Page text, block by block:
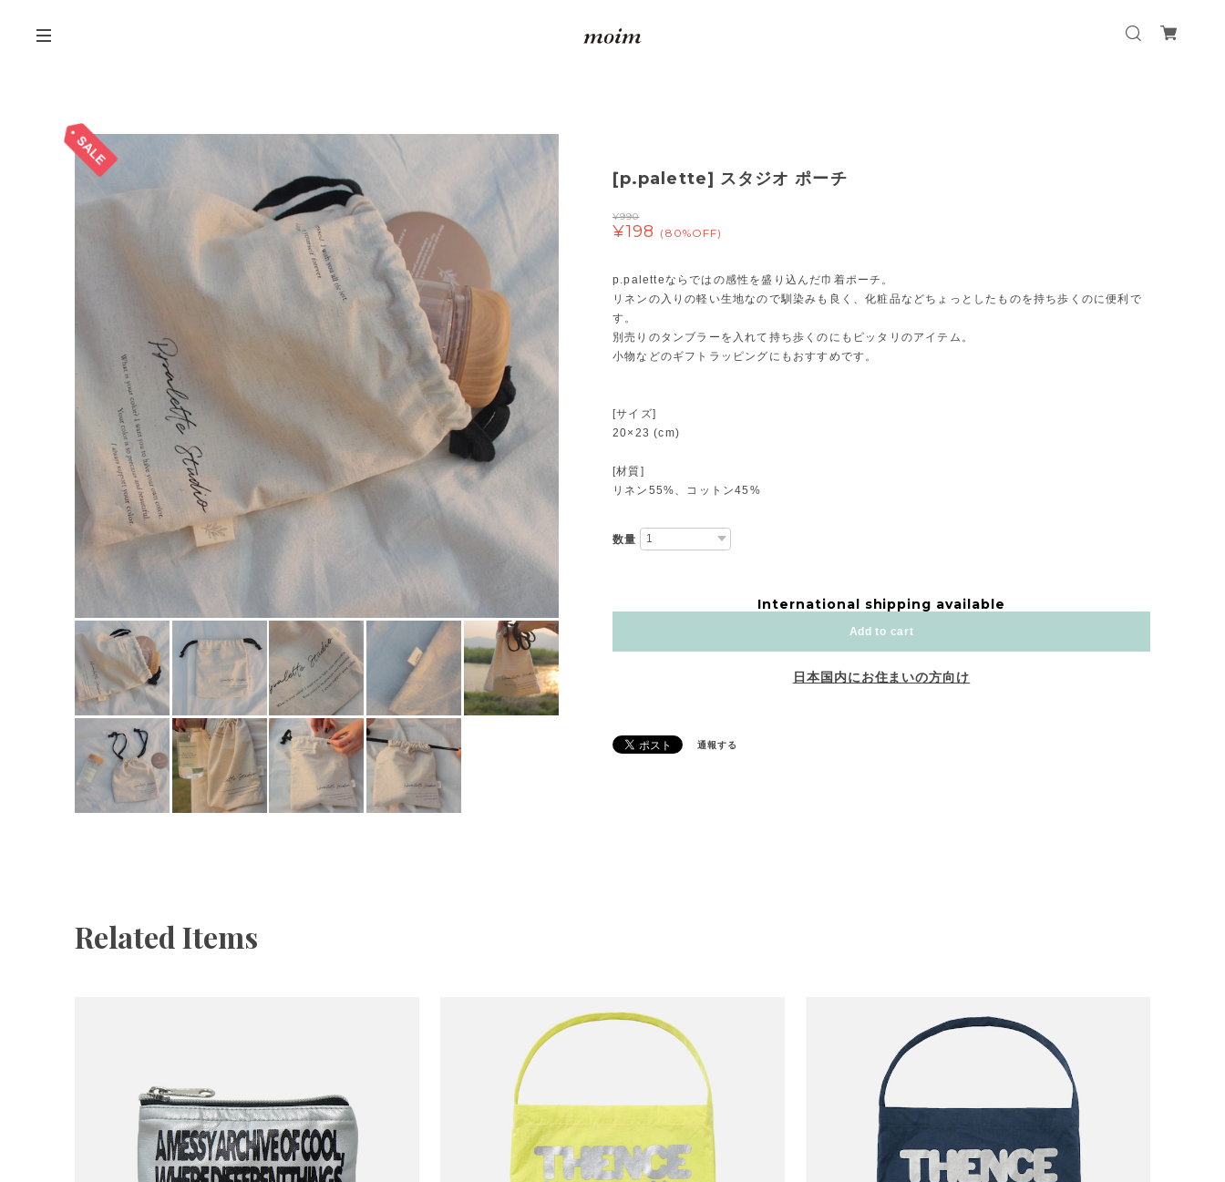
[p.palette] スタジオ ポーチ
¥990
¥198 (80%OFF)
p.paletteならではの感性を盛り込んだ巾着ポーチ。
リネンの入りの軽い生地なので馴染みも良く、化粧品などちょっとしたものを持ち歩くのに便利で
す。
別売りのタンブラーを入れて持ち歩くのにもピッタリのアイテム。
小物などのギフトラッピングにもおすすめです。
[サイズ]
20×23 (cm)
[材質]
リネン55%、コットン45%
数量
International shipping available
Add to cart
日本国内にお住まいの方向け
通報する
Related Items